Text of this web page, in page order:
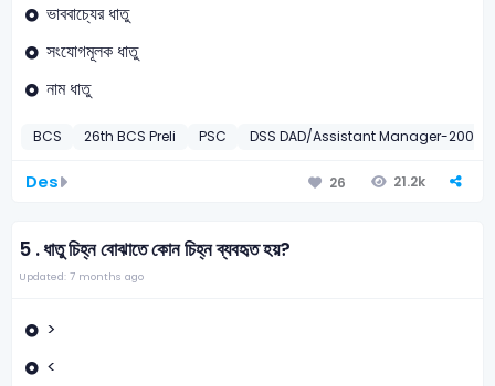
ভাববাচ্যের ধাতু
সংযোগমূলক ধাতু
নাম ধাতু
BCS 26th BCS Preli PSC DSS DAD/Assistant Manager-2005
Des 26 21.2k
5 .ধাতু চিহ্ন বোঝাতে কোন চিহ্ন ব্যবহৃত হয়?
Updated: 7 months ago
>
<